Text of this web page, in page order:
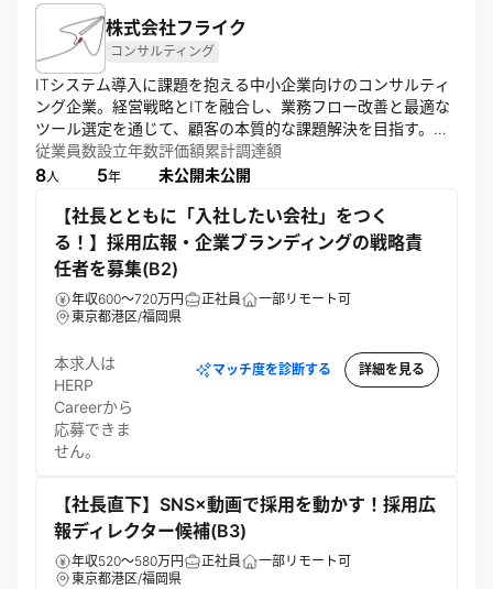
株式会社フライク
コンサルティング
ITシステム導入に課題を抱える中小企業向けのコンサルティ
ング企業。経営戦略とITを融合し、業務フロー改善と最適な
ツール選定を通じて、顧客の本質的な課題解決を目指す。
SalesforceやBoxなどの導入支援も行い、中立的な立場で複
数ツールを組み合わせた効果的な仕組みを提案する。
従業員数
8人
設立年数
5年
評価額
未公開
累計調達額
未公開
【社長とともに「入社したい会社」をつく
る！】採用広報・企業ブランディングの戦略責
任者を募集(B2)
年収600～720万円 正社員
一部リモート可
東京都港区/福岡県
本求人は
HERP
Careerから
応募できま
せん。
マッチ度を診断する 詳細を見る
【社長直下】SNS×動画で採用を動かす！採用広
報ディレクター候補(B3)
年収520～580万円 正社員
一部リモート可
東京都港区/福岡県